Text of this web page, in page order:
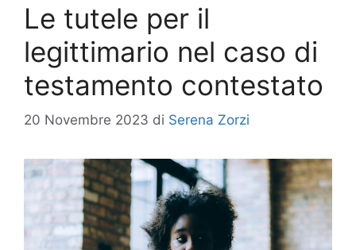
Le tutele per il
legittimario nel caso di
testamento contestato
20 Novembre 2023 di Serena Zorzi